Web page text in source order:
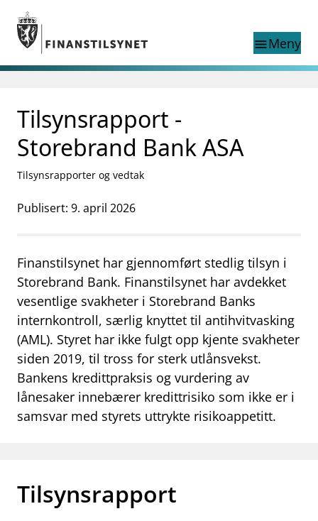
Gå til hovedinnhold
Gå til søkesiden
menuMeny
nettstedet
language
English
exist in English
English home page
Aktuelt
Finanstilsynets registre
businessOm Finanstilsynet
mail_outlineKontakt oss
work_outlineJobb hos oss
dashboard Informasjon for investorer
notifications_noneAbonner på nyhetsvarsel
Tilsynsrapport -
Storebrand Bank ASA
Tilsynsrapporter og vedtak
Publisert: 9. april 2026
Finanstilsynet har gjennomført stedlig tilsyn i
Storebrand Bank. Finanstilsynet har avdekket
vesentlige svakheter i Storebrand Banks
internkontroll, særlig knyttet til antihvitvasking
(AML). Styret har ikke fulgt opp kjente svakheter
siden 2019, til tross for sterk utlånsvekst.
Bankens kredittpraksis og vurdering av
lånesaker innebærer kredittrisiko som ikke er i
samsvar med styrets uttrykte risikoappetitt.
Tilsynsrapport